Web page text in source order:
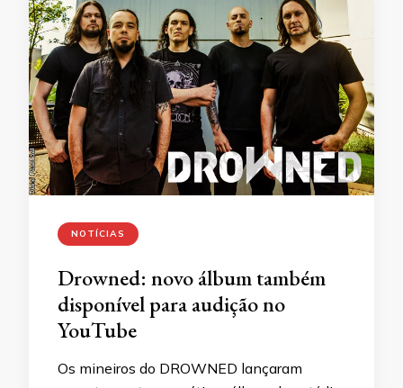
NOTÍCIAS
Drowned: novo álbum também
disponível para audição no
YouTube
Os mineiros do DROWNED lançaram